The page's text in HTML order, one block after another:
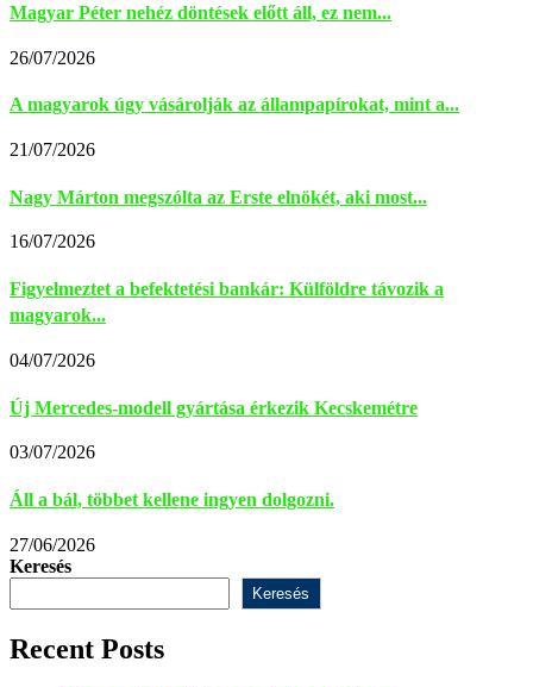
Magyar Péter nehéz döntések előtt áll, ez nem...
26/07/2026
A magyarok úgy vásárolják az állampapírokat, mint a...
21/07/2026
Nagy Márton megszólta az Erste elnökét, aki most...
16/07/2026
Figyelmeztet a befektetési bankár: Külföldre távozik a
magyarok...
04/07/2026
Új Mercedes-modell gyártása érkezik Kecskemétre
03/07/2026
Áll a bál, többet kellene ingyen dolgozni.
27/06/2026
Keresés
Keresés
Recent Posts